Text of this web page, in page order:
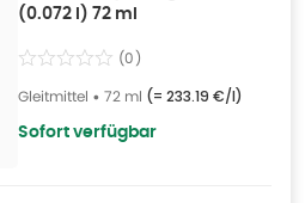
(0.072 l) 72 ml
(0)
Gleitmittel • 72 ml (= 233.19 €/l)
Sofort verfügbar